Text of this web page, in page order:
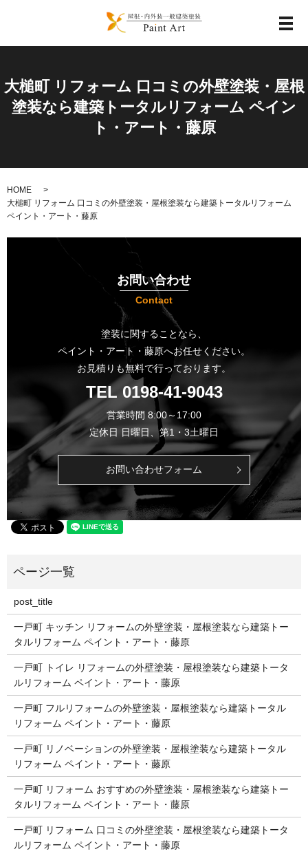
メ
大槌町 リフォーム 口コミの外壁塗装・屋根
塗装なら建築トータルリフォーム ペイン
ト・アート・藤原
HOME
大槌町 リフォーム 口コミの外壁塗装・屋根塗装なら建築トータルリフォーム
ペイント・アート・藤原
お問い合わせ
Contact
塗装に関することなら、
ペイント・アート・藤原へお任せください。
お見積りも無料で行っております。
TEL 0198-41-9043
営業時間 8:00～17:00
定休日 日曜日、第1・3土曜日
お問い合わせフォーム
post_title
一戸町 キッチン リフォームの外壁塗装・屋根塗装なら建築トー
タルリフォーム ペイント・アート・藤原
一戸町 トイレ リフォームの外壁塗装・屋根塗装なら建築トータ
ルリフォーム ペイント・アート・藤原
一戸町 フルリフォームの外壁塗装・屋根塗装なら建築トータル
リフォーム ペイント・アート・藤原
一戸町 リノベーションの外壁塗装・屋根塗装なら建築トータル
リフォーム ペイント・アート・藤原
一戸町 リフォーム おすすめの外壁塗装・屋根塗装なら建築トー
タルリフォーム ペイント・アート・藤原
一戸町 リフォーム 口コミの外壁塗装・屋根塗装なら建築トータ
ルリフォーム ペイント・アート・藤原